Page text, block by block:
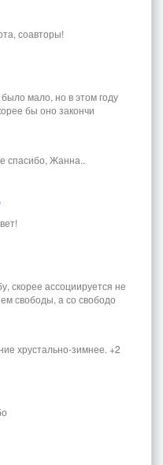
соавторы!
мало, но в этом году
бы оно закончи
спасибо, Жанна..
скорее ассоциируется не
свободы, а со свободо
хрустально-зимнее. +2